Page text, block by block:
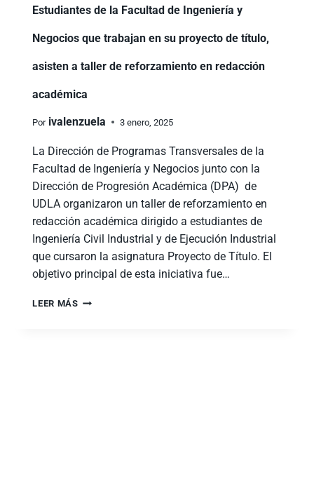
Estudiantes de la Facultad de Ingeniería y
Negocios que trabajan en su proyecto de título,
asisten a taller de reforzamiento en redacción
académica
Por ivalenzuela 3 enero, 2025
La Dirección de Programas Transversales de la
Facultad de Ingeniería y Negocios junto con la
Dirección de Progresión Académica (DPA) de
UDLA organizaron un taller de reforzamiento en
redacción académica dirigido a estudiantes de
Ingeniería Civil Industrial y de Ejecución Industrial
que cursaron la asignatura Proyecto de Título. El
objetivo principal de esta iniciativa fue…
LEER MÁS